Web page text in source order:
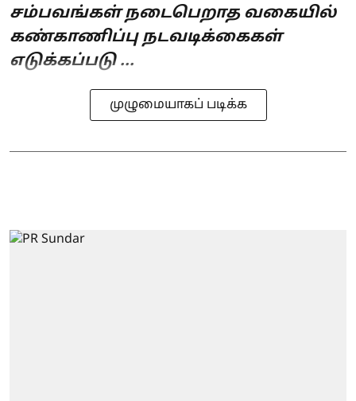
சம்பவங்கள் நடைபெறாத வகையில்
கண்காணிப்பு நடவடிக்கைகள்
எடுக்கப்படு ...
முழுமையாகப் படிக்க